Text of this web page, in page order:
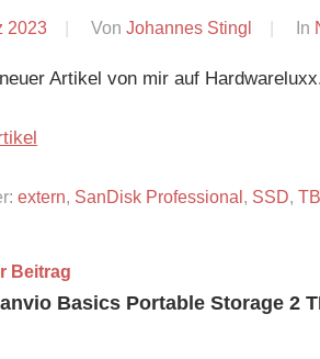
2023 Von Johannes Stingl In
Artikel von mir auf
extern, SanDisk Professional , SSD,
Beitrag
Basics Portable Storage 2